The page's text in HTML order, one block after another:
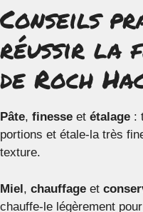
Conseils
réussir la
de Roch
Pâte, finesse et étalage :
portions et étale-la très
texture.
Miel, chauffage et
chauffe-le légèrement